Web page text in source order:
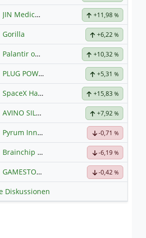
JIN Medical International +11,98%
Gorilla +6,22%
Palantir ohne Schnickschnack +10,32%
PLUG POWER Hauptdiskussion +5,31 %
SpaceX Hauptforum +15,83 %
AVINO SILVER & GOLD MINES Hauptdiskussion
+7,92%
Pyrum Innovations -0,71 %
Brainchip Klassengruppe -6,19%
GAMESTOP -0,42%
Diskussionen